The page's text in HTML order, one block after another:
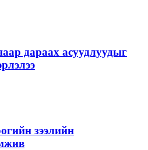
дараах асуудлуудыг
зээлийн